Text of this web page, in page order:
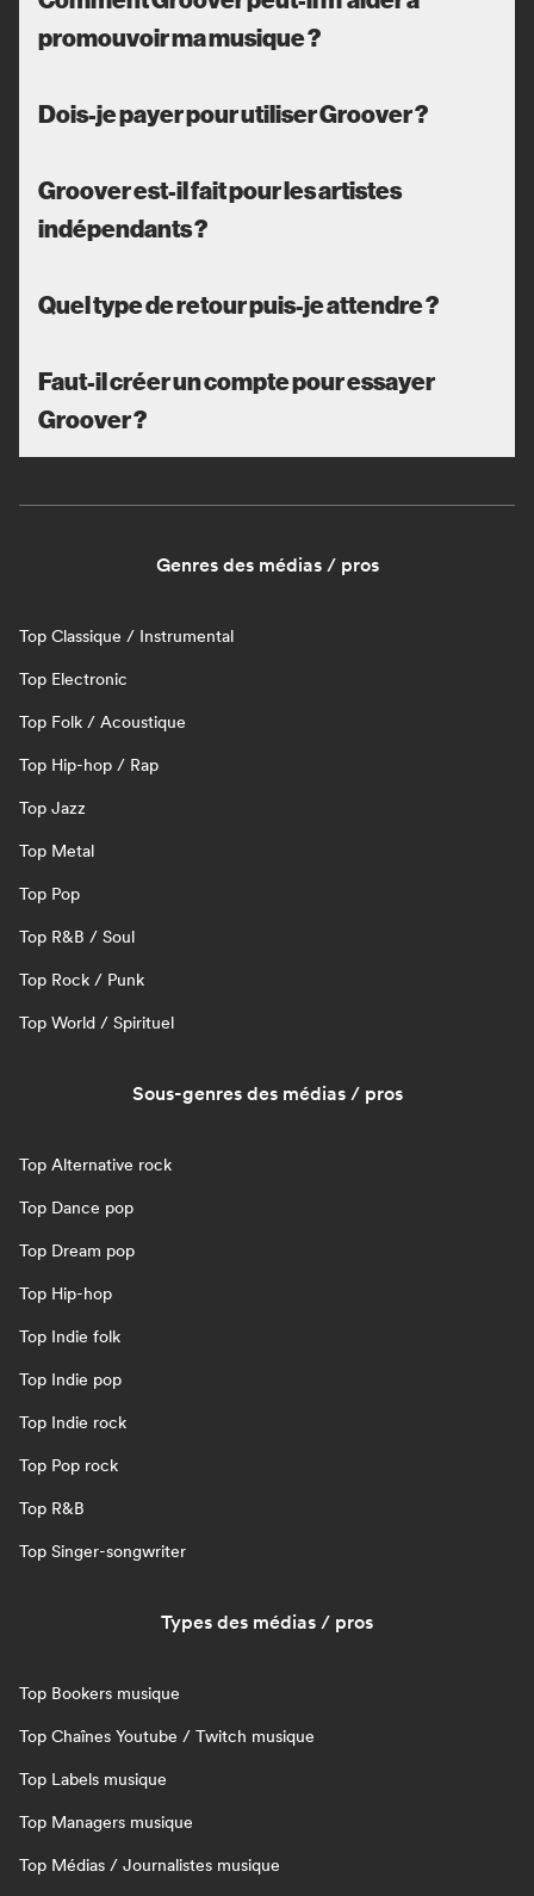
promouvoir ma musique ?
Dois-je payer pour utiliser Groover ?
Groover est-il fait pour les artistes
indépendants ?
Quel type de retour puis-je attendre ?
Faut-il créer un compte pour essayer
Groover ?
Genres des médias / pros
Top Classique / Instrumental
Top Electronic
Top Folk / Acoustique
Top Hip-hop / Rap
Top Jazz
Top Metal
Top Pop
Top R&B / Soul
Top Rock / Punk
Top World / Spirituel
Sous-genres des médias / pros
Top Alternative rock
Top Dance pop
Top Dream pop
Top Hip-hop
Top Indie folk
Top Indie pop
Top Indie rock
Top Pop rock
Top R&B
Top Singer-songwriter
Types des médias / pros
Top Bookers musique
Top Chaînes Youtube / Twitch musique
Top Labels musique
Top Managers musique
Top Médias / Journalistes musique